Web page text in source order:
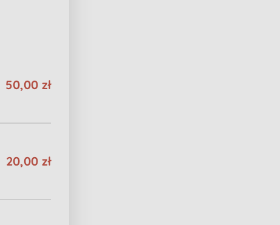
50,00 zł
20,00 zł